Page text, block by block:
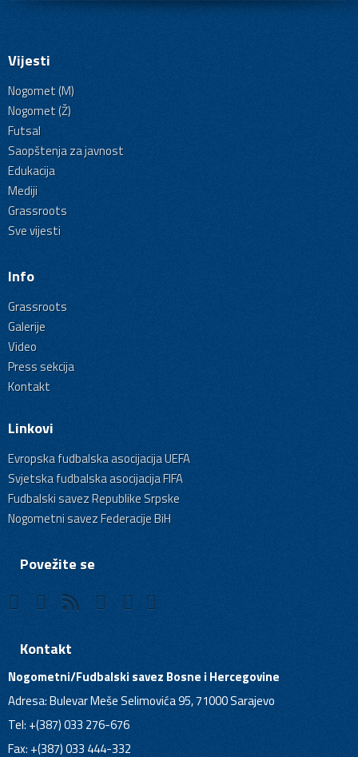
Vijesti
Nogomet (M)
Nogomet (Ž)
Futsal
Saopštenja za javnost
Edukacija
Mediji
Grassroots
Sve vijesti
Info
Grassroots
Galerije
Video
Press sekcija
Kontakt
Linkovi
Evropska fudbalska asocijacija UEFA
Svjetska fudbalska asocijacija FIFA
Fudbalski savez Republike Srpske
Nogometni savez Federacije BiH
Povežite se
Kontakt
Nogometni/Fudbalski savez Bosne i Hercegovine
Adresa: Bulevar Meše Selimovića 95, 71000 Sarajevo
Tel: +(387) 033 276-676
Fax: +(387) 033 444-332